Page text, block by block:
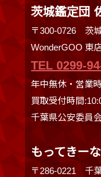
茨城鑑定団
〒300-0726 茨
WonderGOO 東
TEL 0299-
年中無休・営業
買取受付時間
千葉県公安委員
もってきー
〒286-0221 千